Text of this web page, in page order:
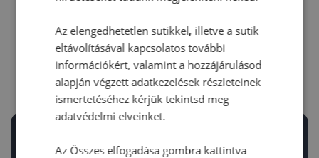
RECEPTAJÁNLÓ
Az elengedhetetlen sütikkel, illetve a sütik
eltávolításával kapcsolatos további
információkért, valamint a hozzájárulásod
alapján végzett adatkezelések részleteinek
ismertetéséhez kérjük tekintsd meg
adatvédelmi elveinket.
Az Összes elfogadása gombra kattintva